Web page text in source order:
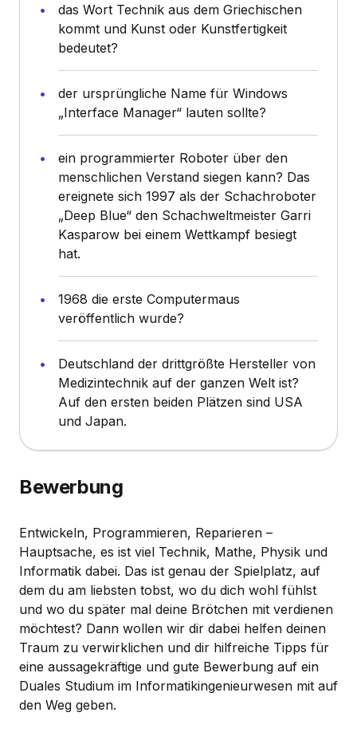
das Wort Technik aus dem Griechischen
kommt und Kunst oder Kunstfertigkeit
bedeutet?
der ursprüngliche Name für Windows
„Interface Manager“ lauten sollte?
ein programmierter Roboter über den
menschlichen Verstand siegen kann? Das
ereignete sich 1997 als der Schachroboter
„Deep Blue“ den Schachweltmeister Garri
Kasparow bei einem Wettkampf besiegt
hat.
1968 die erste Computermaus
veröffentlich wurde?
Deutschland der drittgrößte Hersteller von
Medizintechnik auf der ganzen Welt ist?
Auf den ersten beiden Plätzen sind USA
und Japan.
Bewerbung
Entwickeln, Programmieren, Reparieren –
Hauptsache, es ist viel Technik, Mathe, Physik und
Informatik dabei. Das ist genau der Spielplatz, auf
dem du am liebsten tobst, wo du dich wohl fühlst
und wo du später mal deine Brötchen mit verdienen
möchtest? Dann wollen wir dir dabei helfen deinen
Traum zu verwirklichen und dir hilfreiche Tipps für
eine aussagekräftige und gute Bewerbung auf ein
Duales Studium im Informatikingenieurwesen mit auf
den Weg geben.